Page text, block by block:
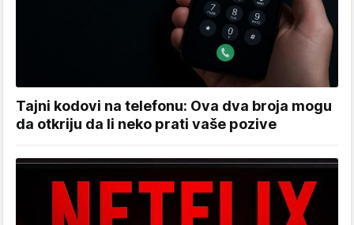
Tajni kodovi na telefonu: Ova dva broja mogu
da otkriju da li neko prati vaše pozive